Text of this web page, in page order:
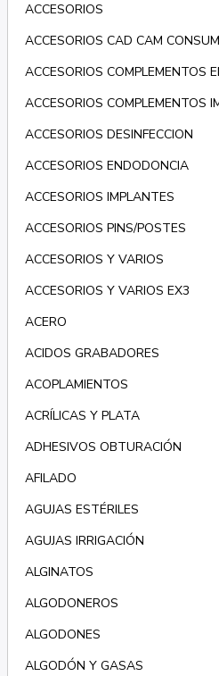
ACCESORIOS
ACCESORIOS CAD CAM
ACCESORIOS COMPLEMENTOS
ACCESORIOS COMPLEMENTOS
ACCESORIOS DESINFECCION
ACCESORIOS ENDODONCIA
ACCESORIOS IMPLANTES
ACCESORIOS PINS/POSTES
ACCESORIOS Y VARIOS
ACCESORIOS Y VARIOS EX3
ACERO
ACIDOS GRABADORES
ACOPLAMIENTOS
ACRÍLICAS Y PLATA
ADHESIVOS OBTURACIÓN
AFILADO
AGUJAS ESTÉRILES
AGUJAS IRRIGACIÓN
ALGINATOS
ALGODONEROS
ALGODONES
ALGODÓN Y GASAS